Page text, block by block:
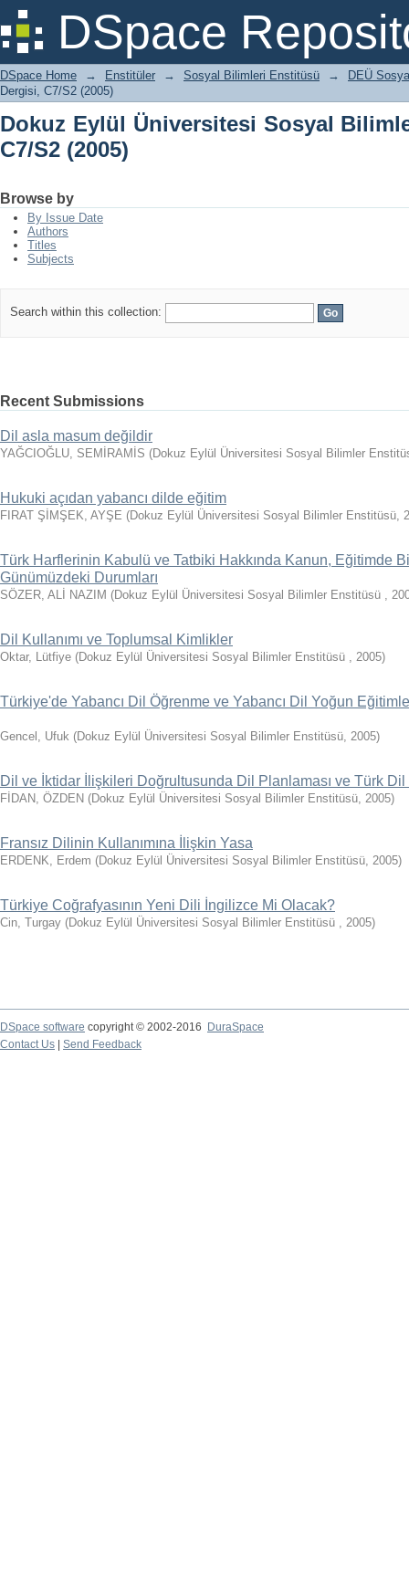
DSpace
Dokuz Eylül Üniversitesi Sosyal
DSpace Home → Enstitüler → Sosyal Bilimleri Enstitüsü →
DEÜ
Dergisi, C7/S2 (2005)
Dokuz Eylül Üniversitesi Sosyal
C7/S2 (2005)
Browse by
By Issue Date
Authors
Titles
Subjects
Search within this collection:
Recent Submissions
Dil asla masum değildir
YAĞCIOĞLU, SEMİRAMİS (Dokuz Eylül Üniversitesi Sosyal Bilimler
Hukuki açıdan yabancı dilde eğitim
FIRAT ŞİMŞEK, AYŞE (Dokuz Eylül Üniversitesi Sosyal Bilimler Enstitüsü,
Türk Harflerinin Kabulü ve Tatbiki Hakkında Kanun, Eğitimde
Günümüzdeki Durumları
SÖZER, ALİ NAZIM (Dokuz Eylül Üniversitesi Sosyal Bilimler Enstitüsü ,
Dil Kullanımı ve Toplumsal Kimlikler
Oktar, Lütfiye (Dokuz Eylül Üniversitesi Sosyal Bilimler Enstitüsü , 2005)
Türkiye'de Yabancı Dil Öğrenme ve Yabancı Dil Yoğun
Gencel, Ufuk (Dokuz Eylül Üniversitesi Sosyal Bilimler Enstitüsü, 2005)
Dil ve İktidar İlişkileri Doğrultusunda Dil Planlaması ve Türk
FİDAN, ÖZDEN (Dokuz Eylül Üniversitesi Sosyal Bilimler Enstitüsü, 2005)
Fransız Dilinin Kullanımına İlişkin Yasa
ERDENK, Erdem (Dokuz Eylül Üniversitesi Sosyal Bilimler Enstitüsü, 2005)
Türkiye Coğrafyasının Yeni Dili İngilizce Mi Olacak?
Cin, Turgay (Dokuz Eylül Üniversitesi Sosyal Bilimler Enstitüsü , 2005)
DSpace software copyright © 2002-2016
DuraSpace
Contact Us
Send Feedback